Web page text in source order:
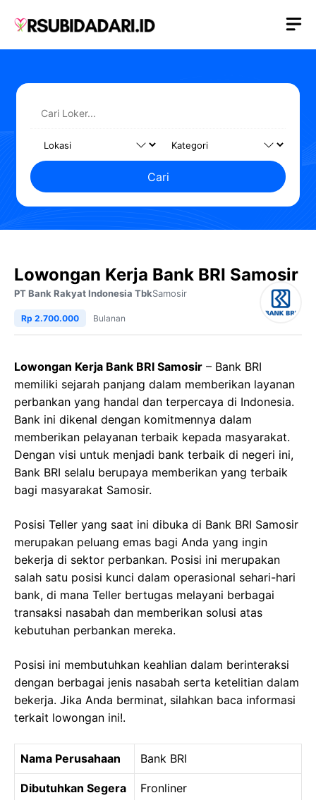
Cari
Lowongan Kerja Bank BRI Samosir
PT Bank Rakyat Indonesia TbkSamosir
Rp 2.700.000 Bulanan
Lowongan Kerja Bank BRI Samosir – Bank BRI
memiliki sejarah panjang dalam memberikan layanan
perbankan yang handal dan terpercaya di Indonesia.
Bank ini dikenal dengan komitmennya dalam
memberikan pelayanan terbaik kepada masyarakat.
Dengan visi untuk menjadi bank terbaik di negeri ini,
Bank BRI selalu berupaya memberikan yang terbaik
bagi masyarakat Samosir.
Posisi Teller yang saat ini dibuka di Bank BRI Samosir
merupakan peluang emas bagi Anda yang ingin
bekerja di sektor perbankan. Posisi ini merupakan
salah satu posisi kunci dalam operasional sehari-hari
bank, di mana Teller bertugas melayani berbagai
transaksi nasabah dan memberikan solusi atas
kebutuhan perbankan mereka.
Posisi ini membutuhkan keahlian dalam berinteraksi
dengan berbagai jenis nasabah serta ketelitian dalam
bekerja. Jika Anda berminat, silahkan baca informasi
terkait lowongan ini!.
Nama Perusahaan Bank BRI
Dibutuhkan Segera Fronliner